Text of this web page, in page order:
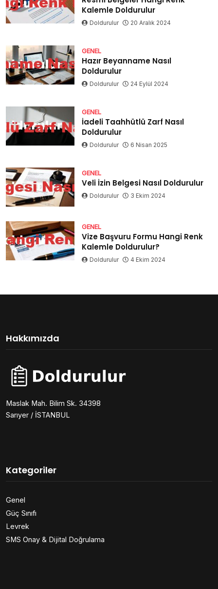
Kalemle Doldurulur
Doldurulur 20 Aralık 2024
GENEL
Hazır Beyanname Nasıl
Doldurulur
Doldurulur 24 Eylül 2024
GENEL
İadeli Taahhütlü Zarf Nasıl
Doldurulur
Doldurulur 6 Nisan 2025
GENEL
Veli İzin Belgesi Nasıl Doldurulur
Doldurulur 3 Ekim 2024
GENEL
Vize Başvuru Formu Hangi Renk
Kalemle Doldurulur?
Doldurulur 4 Ekim 2024
Hakkımızda
Maslak Mah. Bilim Sk. 34398
Sarıyer / İSTANBUL
Kategoriler
Genel
Güç Sınıfı
Levrek
SMS Onay & Dijital Doğrulama